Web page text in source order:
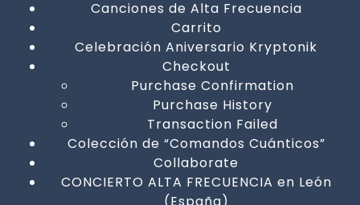
Canciones de Alta Frecuencia
Carrito
Celebración Aniversario Kryptonik
Checkout
Purchase Confirmation
Purchase History
Transaction Failed
Colección de “Comandos Cuánticos”
Collaborate
CONCIERTO ALTA FRECUENCIA en León